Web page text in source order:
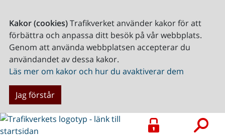
Kakor (cookies)Trafikverket använder kakor för att
förbättra och anpassa ditt besök på vår webbplats.
Genom att använda webbplatsen accepterar du
användandet av dessa kakor.
Läs mer om kakor och hur du avaktiverar dem
Jag förstår